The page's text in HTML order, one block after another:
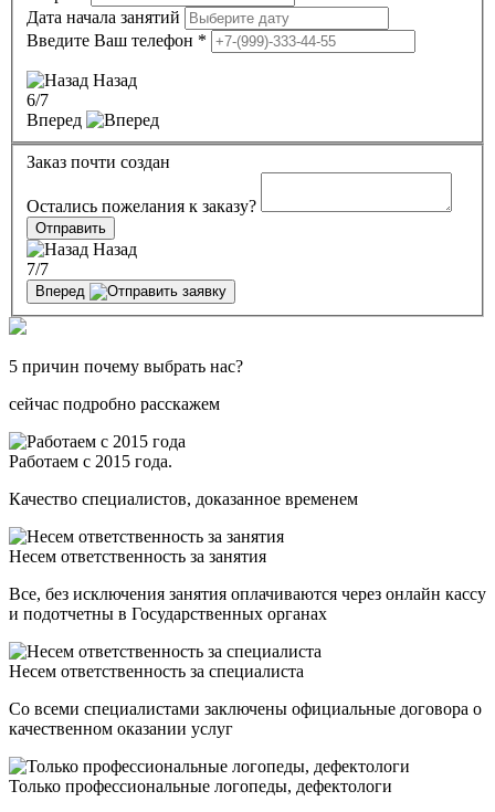
Дата начала занятий
Введите Ваш телефон *
Назад
6/7
Вперед
Заказ почти создан
Остались пожелания к заказу?
Отправить
Назад
7/7
Вперед
5 причин почему выбрать нас?
сейчас подробно расскажем
Работаем с 2015 года.
Качество специалистов, доказанное временем
Несем ответственность за занятия
Все, без исключения занятия оплачиваются через онлайн кассу
и подотчетны в Государственных органах
Несем ответственность за специалиста
Со всеми специалистами заключены официальные договора о
качественном оказании услуг
Только профессиональные логопеды, дефектологи